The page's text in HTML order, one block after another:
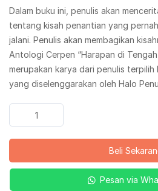
Dalam buku ini, penulis akan
tentang kisah penantian yang
jalani. Penulis akan membagikan
Antologi Cerpen “Harapan di
merupakan karya dari penulis terpilih
yang diselenggarakan oleh Halo
Kuantitas
Buku
Harapan
Tengah
Beli
Pesan via